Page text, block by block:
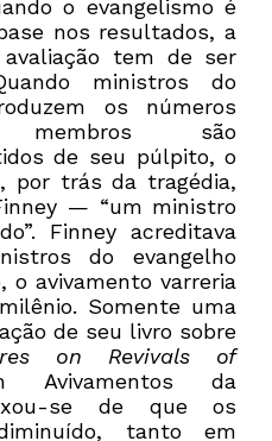
o evangelismo é
nos resultados, a
avaliação tem de ser
ministros do
os números
membros são
de seu púlpito, o
por trás da tragédia,
— “um ministro
Finney acreditava
do evangelho
o avivamento varreria
Somente uma
de seu livro sobre
on Revivals of
Avivamentos da
se de que os
tanto em